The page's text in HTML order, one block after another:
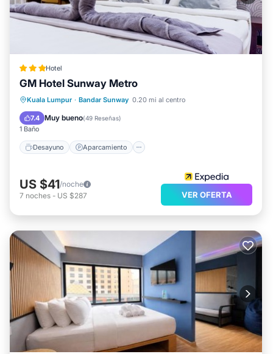
Hotel
GM Hotel Sunway Metro
Kuala Lumpur · Bandar Sunway 0.20 mi al centro
7.4 Muy bueno(49 Reseñas)
1 Baño
Desayuno Aparcamiento
Desayuno
Aparcamiento
Aire acondicionado
US $41/noche
7 noches - US $287 VER OFERTA